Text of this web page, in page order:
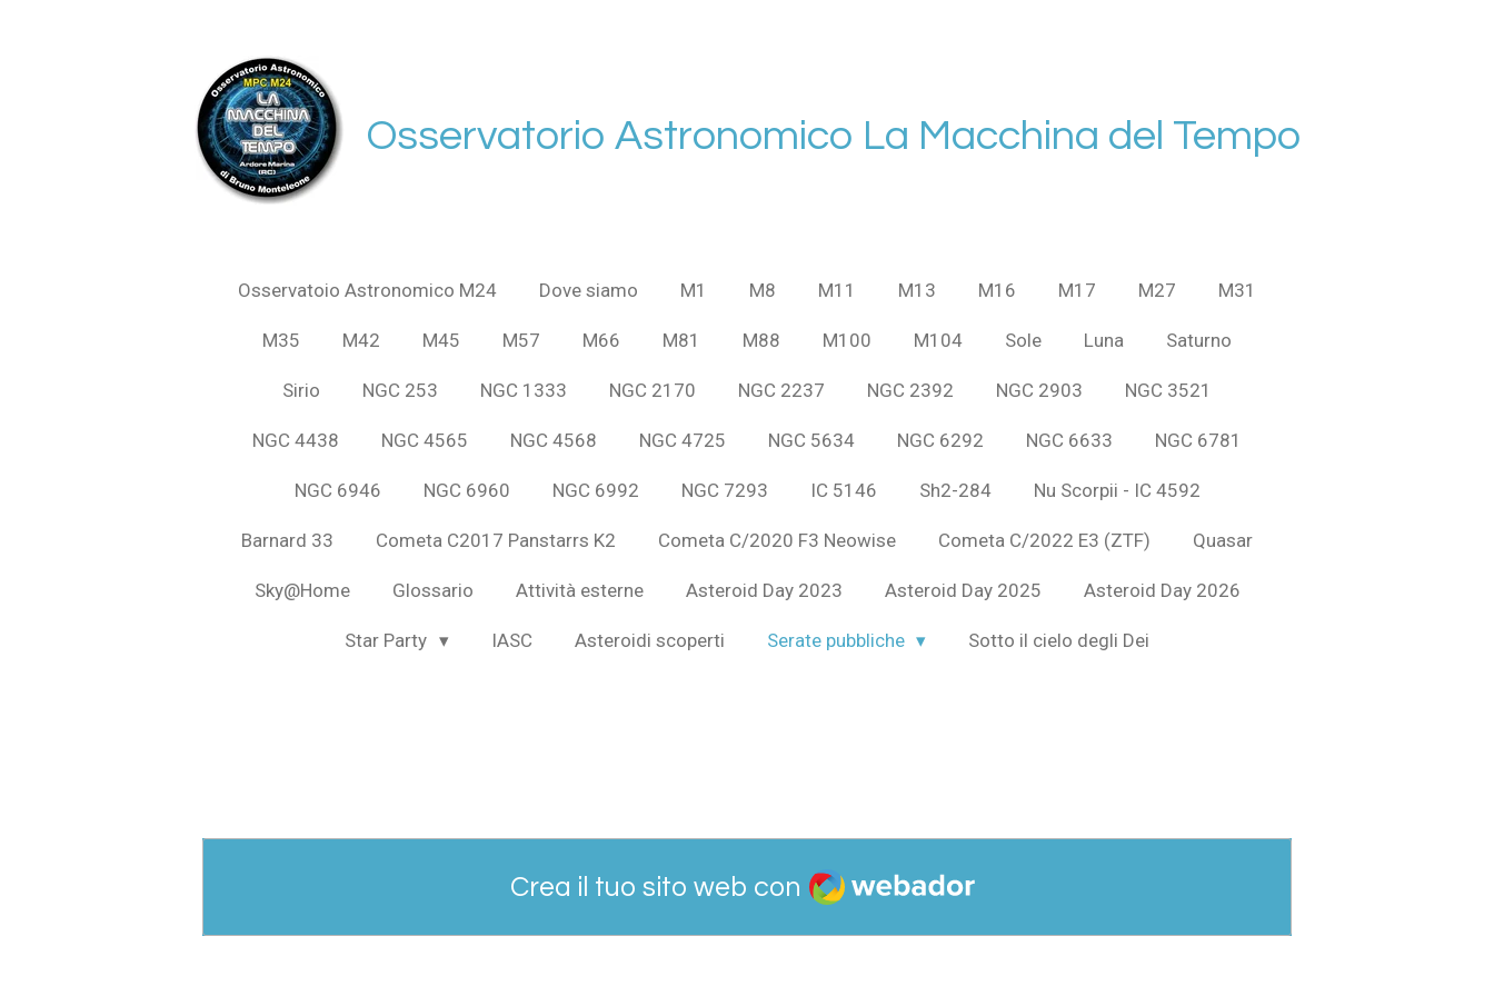
Osservatorio Astronomico La Macchina del Tempo
Osservatoio Astronomico M24 Dove siamo M1 M8 M11 M13 M16 M17 M27 M31
M35 M42 M45 M57 M66 M81 M88 M100 M104 Sole Luna Saturno
Sirio NGC 253 NGC 1333 NGC 2170 NGC 2237 NGC 2392 NGC 2903 NGC 3521
NGC 4438 NGC 4565 NGC 4568 NGC 4725 NGC 5634 NGC 6292 NGC 6633 NGC 6781
NGC 6946 NGC 6960 NGC 6992 NGC 7293 IC 5146 Sh2-284 Nu Scorpii - IC 4592
Barnard 33 Cometa C2017 Panstarrs K2 Cometa C/2020 F3 Neowise Cometa C/2022 E3 (ZTF) Quasar
Sky@Home Glossario Attività esterne Asteroid Day 2023 Asteroid Day 2025 Asteroid Day 2026
Star Party IASC Asteroidi scoperti Serate pubbliche Sotto il cielo degli Dei
Crea il tuo sito web con Webador